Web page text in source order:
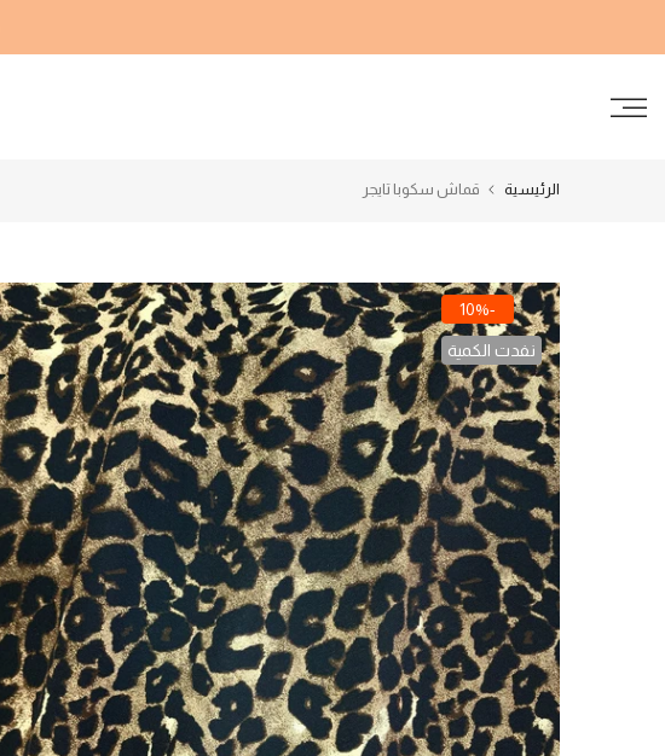
إلى
الرئيسية قماش سكوبا تايجر
-10%
نفدت الكمية